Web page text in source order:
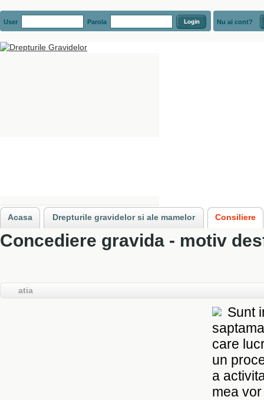
Acasa » Situatii in care concedierea gravidelor si a mamelor
Concediere gravida - motiv
atia
Sunt
care
un
a
mea
User Parola Nu ai cont?
Acasa Drepturile gravidelor si ale mamelor Consiliere